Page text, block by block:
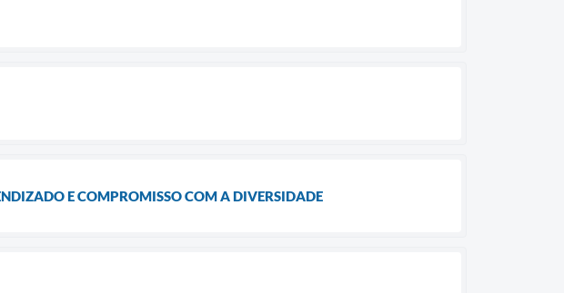
E COMPROMISSO COM A DIVERSIDADE